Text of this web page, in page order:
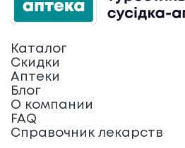
Каталог
Скидки
Аптеки
Блог
О компании
FAQ
Справочник лекарств